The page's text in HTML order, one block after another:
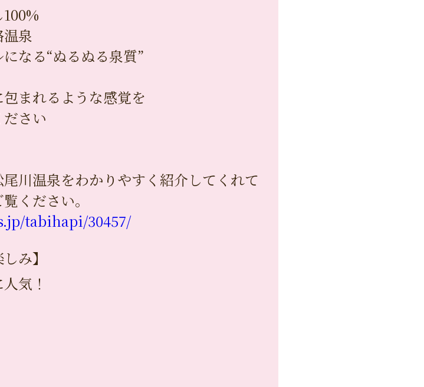
温泉
なる“ぬるぬる泉質”
まれるような感覚を
さい
川温泉をわかりやすく紹介してくれて
ください。
tabihapi/30457/
み】
気！